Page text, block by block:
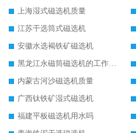
上海湿式磁选机质量
江苏干选筒式磁选机
安徽水选褐铁矿磁选机
黑龙江永磁筒磁选机的工作原理
内蒙古河沙磁选机质量
广西钛铁矿湿式磁选机
福建平板磁选机用水吗